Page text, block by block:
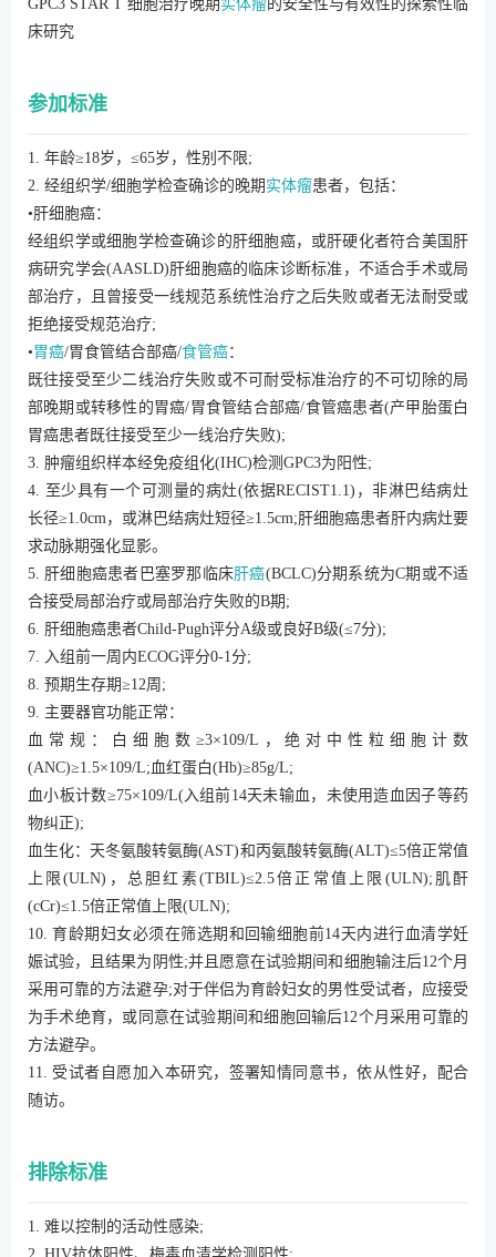
GPC3 STAR T 细胞治疗晚期 实体瘤的安全性与有效性的探索性临
床研究
参加标准
1. 年龄≥18岁，≤65岁，性别不限;
2. 经组织学/细胞学检查确诊的晚期 实体瘤患者，包括：
•肝细胞癌：
经组织学或细胞学检查确诊的肝细胞癌，或肝硬化者符合美国肝
病研究学会(AASLD)肝细胞癌的临床诊断标准，不适合手术或局
部治疗，且曾接受一线规范系统性治疗之后失败或者无法耐受或
拒绝接受规范治疗;
•胃癌/胃食管结合部癌/食管癌：
既往接受至少二线治疗失败或不可耐受标准治疗的不可切除的局
部晚期或转移性的胃癌/胃食管结合部癌/食管癌患者(产甲胎蛋白
胃癌患者既往接受至少一线治疗失败);
3. 肿瘤组织样本经免疫组化(IHC)检测GPC3为阳性;
4. 至少具有一个可测量的病灶(依据RECIST1.1)，非淋巴结病灶
长径≥1.0cm，或淋巴结病灶短径≥1.5cm;肝细胞癌患者肝内病灶要
求动脉期强化显影。
5. 肝细胞癌患者巴塞罗那临床肝癌(BCLC)分期系统为C期或不适
合接受局部治疗或局部治疗失败的B期;
6. 肝细胞癌患者Child-Pugh评分A级或良好B级(≤7分);
7. 入组前一周内ECOG评分0-1分;
8. 预期生存期≥12周;
9. 主要器官功能正常：
血常规：白细胞数≥3×109/L，绝对中性粒细胞计数
(ANC)≥1.5×109/L;血红蛋白(Hb)≥85g/L;
血小板计数≥75×109/L(入组前14天未输血，未使用造血因子等药
物纠正);
血生化：天冬氨酸转氨酶(AST)和丙氨酸转氨酶(ALT)≤5倍正常值
上限(ULN)，总胆红素(TBIL)≤2.5倍正常值上限(ULN);肌酐
(cCr)≤1.5倍正常值上限(ULN);
10. 育龄期妇女必须在筛选期和回输细胞前14天内进行血清学妊
娠试验，且结果为阴性;并且愿意在试验期间和细胞输注后12个月
采用可靠的方法避孕;对于伴侣为育龄妇女的男性受试者，应接受
为手术绝育，或同意在试验期间和细胞回输后12个月采用可靠的
方法避孕。
11. 受试者自愿加入本研究，签署知情同意书，依从性好，配合
随访。
排除标准
1. 难以控制的活动性感染;